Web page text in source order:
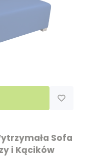
Sofa
i Kącików